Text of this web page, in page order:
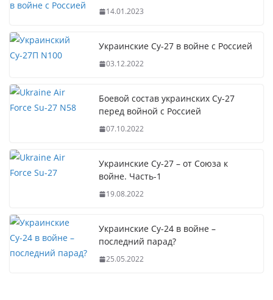
14.01.2023
Украинские Су-27 в войне с Россией
03.12.2022
Боевой состав украинских Су-27
перед войной с Россией
07.10.2022
Украинские Су-27 – от Союза к
войне. Часть-1
19.08.2022
Украинские Су-24 в войне –
последний парад?
25.05.2022